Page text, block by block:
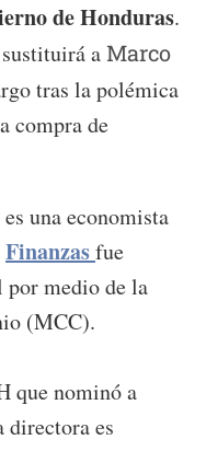
de Honduras.
a Marco
tras la polémica
compra de
una economista
Finanzasfue
por medio de la
(MCC).
que nominó a
directora es